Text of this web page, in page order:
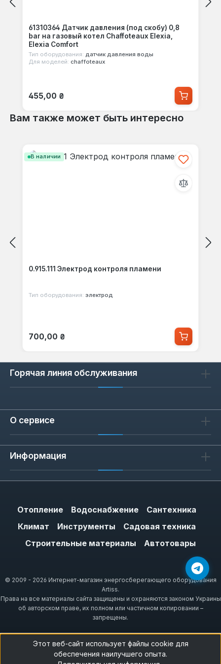
61310364 Датчик давления (под скобу) 0,8
bar на газовый котел Chaffoteaux Elexia,
Elexia Comfort
Тип оборудования: датчик давления воды
Для моделей: chaffoteaux
Обычная цена:
455,00 ₴
Вам также может быть интересно
В наличии
0.915.111 Электрод контроля пламени
Тип оборудования: электрод
Обычная цена:
700,00 ₴
Горячая линия обслуживания
О сервисе
Информация
Отопление Водоснабжение
Сантехника
Климат
Инструменты
Садовая техника
Строительные материалы
Автотовары
© 2009 - 2026 Интернет-магазин энергосберегающего оборудования
Artiss.
Права на все материалы сайта защищены и охраняются законом Украины
об авторском праве, их полном или частичном копировании –
запрещены.
Этот веб-сайт использует файлы cookie для
обеспечения наилучшего опыта.